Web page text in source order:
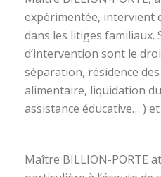
expérimentée, intervient
dans les litiges familiaux.
d’intervention sont le
séparation, résidence
alimentaire, liquidation
assistance éducative… )
Maître BILLION-PORTE